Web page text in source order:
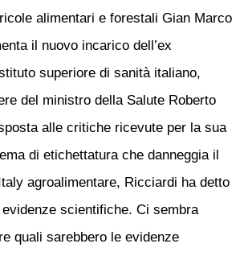
alimentari e forestali Gian Marco
il nuovo incarico dell’ex
superiore di sanità italiano,
del ministro della Salute Roberto
alle critiche ricevute per la sua
di etichettatura che danneggia il
agroalimentare, Ricciardi ha detto
scientifiche. Ci sembra
quali sarebbero le evidenze